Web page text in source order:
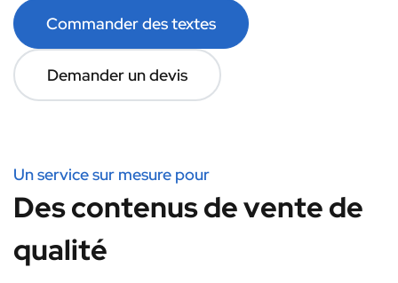
Commander des textes
Demander un devis
Un service sur mesure pour
Des contenus de vente de
qualité